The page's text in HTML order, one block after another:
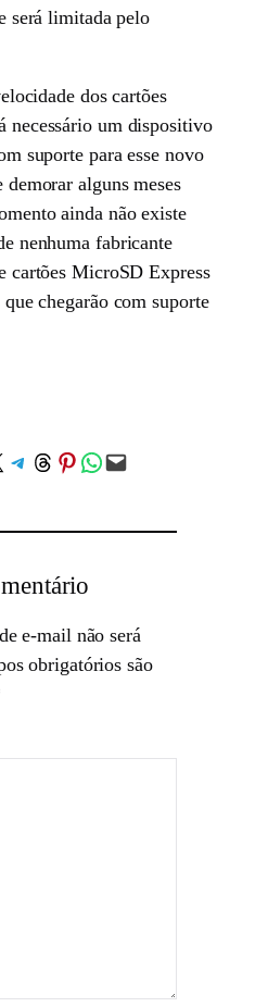
será limitada pelo
dos cartões
necessário um dispositivo
suporte para esse novo
alguns meses
ainda não existe
nenhuma fabricante
cartões MicroSD Express
chegarão com suporte
Share on Telegram
Share on Threads
Share on Pinterest
Share on WhatsApp
Email this Page
e-mail não será
obrigatórios são